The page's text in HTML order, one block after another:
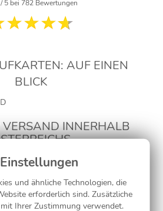
5 bei 782 Bewertungen
AUF EINEN
BLICK
VERSAND INNERHALB
sofort, sodass die bestellten
Tage versandkostenfrei zu Ihnen
können. Falls die Zeit aber mal
und ähnliche Technologien, die
erforderlich sind. Zusätzliche
Ihrer Zustimmung verwendet.